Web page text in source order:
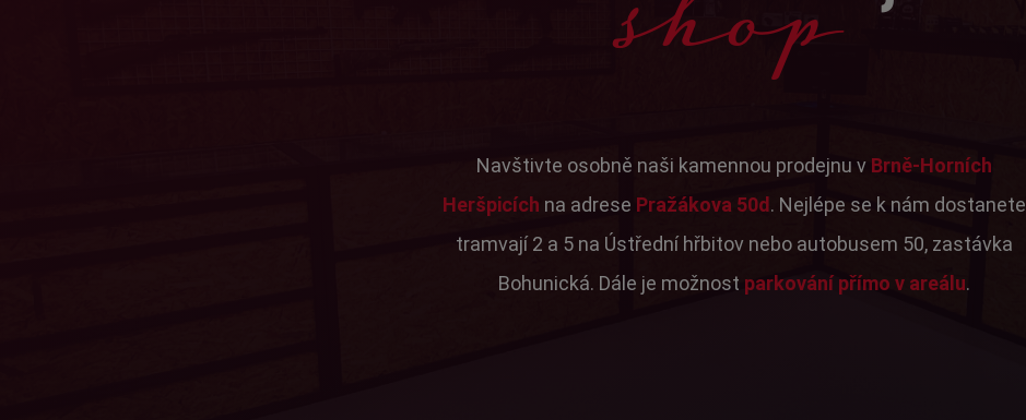
Navštivte osobně naši kamennou prodejnu v Brně-Horních
Heršpicích na adrese Pražákova 50d . Nejlépe se k nám dostanete
tramvají 2 a 5 na Ústřední hřbitov nebo autobusem 50, zastávka
Bohunická. Dále je možnost parkování přímo v areálu.